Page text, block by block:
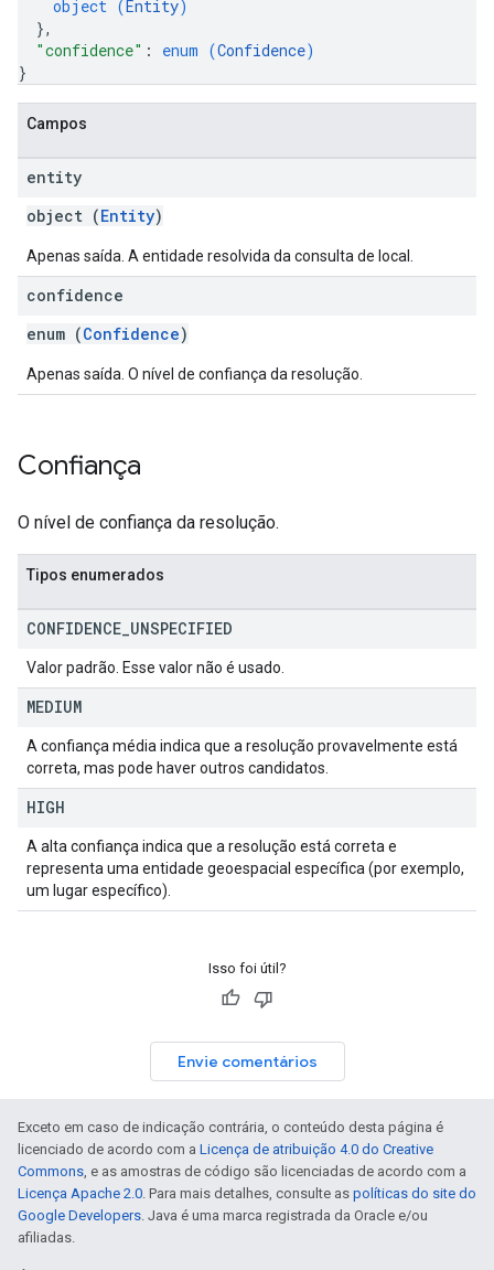
object (Entity)
},
"confidence" : enum (Confidence)
}
Campos
entity
object (Entity)
Apenas saída. A entidade resolvida da consulta de local.
confidence
enum (Confidence)
Apenas saída. O nível de confiança da resolução.
Confiança
O nível de confiança da resolução.
Tipos enumerados
CONFIDENCE UNSPECIFIED
Valor padrão. Esse valor não é usado.
MEDIUM
A confiança média indica que a resolução provavelmente está
correta, mas pode haver outros candidatos.
HIGH
A alta confiança indica que a resolução está correta e
representa uma entidade geoespacial específica (por exemplo,
um lugar específico).
Isso foi útil?
Envie comentários
Exceto em caso de indicação contrária, o conteúdo desta página é
licenciado de acordo com a Licença de atribuição 4.0 do Creative
Commons, e as amostras de código são licenciadas de acordo com a
Licença Apache 2.0. Para mais detalhes, consulte as políticas do site do
Google Developers. Java é uma marca registrada da Oracle e/ou
afiliadas.